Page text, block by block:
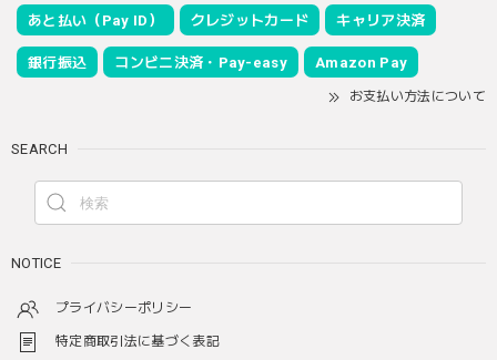
あと払い（Pay ID） クレジットカード キャリア決済
銀行振込 コンビニ決済・Pay-easy Amazon Pay
お支払い方法について
SEARCH
NOTICE
プライバシーポリシー
特定商取引法に基づく表記